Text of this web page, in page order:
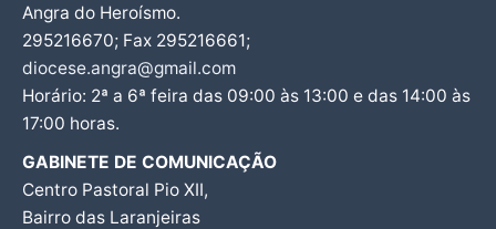
Angra do Heroísmo.
295216670; Fax 295216661;
diocese.angra@gmail.com
Horário: 2ª a 6ª feira das 09:00 às 13:00 e das 14:00 às
17:00 horas.
GABINETE DE COMUNICAÇÃO
Centro Pastoral Pio XII,
Bairro das Laranjeiras